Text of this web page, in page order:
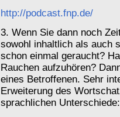
http://podcast.fnp.de/
3. Wenn Sie dann noch
sowohl inhaltlich als auch
schon einmal geraucht?
Rauchen aufzuhören?
eines Betroffenen. Sehr
Erweiterung des
sprachlichen Unterschiede: